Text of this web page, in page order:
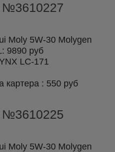
№3610227
Moly 5W-30 Molygen
9890 руб
LC-171
картера : 550 руб
№3610225
Moly 5W-30 Molygen